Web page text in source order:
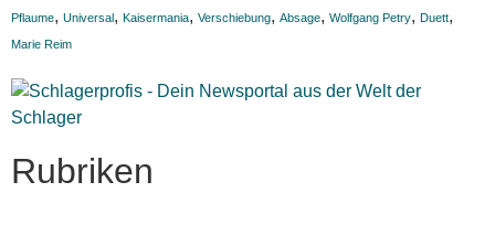
Pflaume, Universal, Kaisermania, Verschiebung, Absage, Wolfgang Petry, Duett,
Marie Reim
Rubriken